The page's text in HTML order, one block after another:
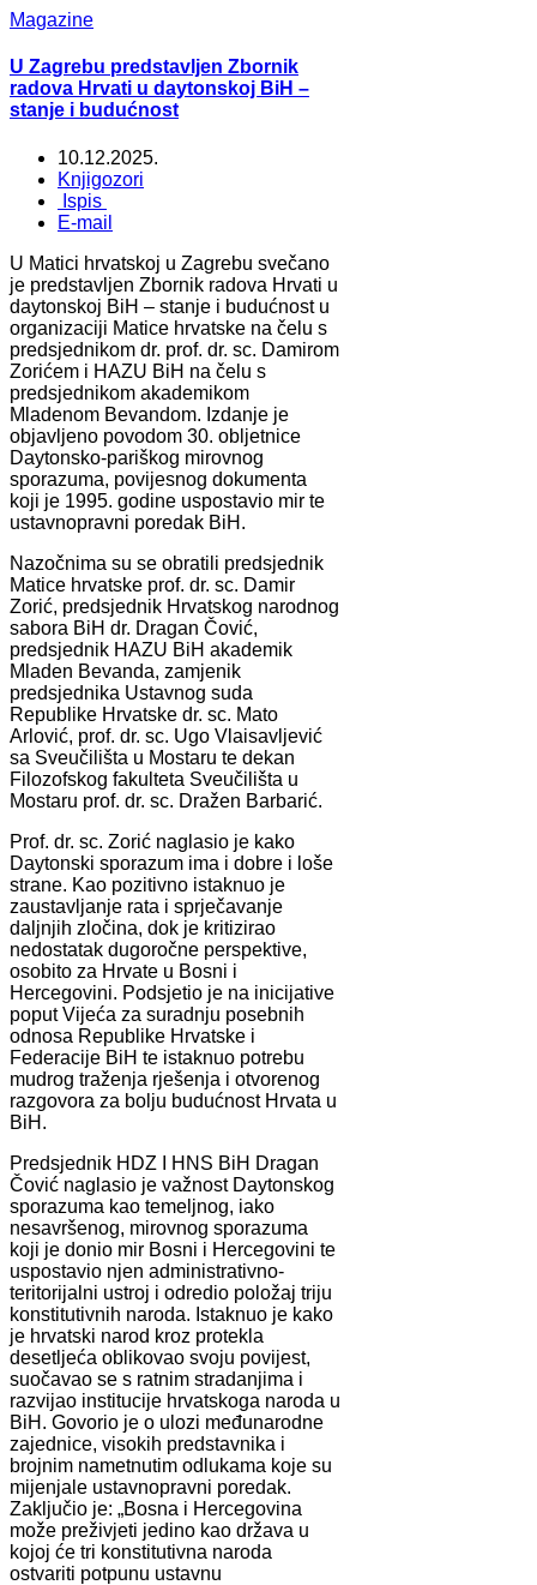
Magazine
U Zagrebu predstavljen Zbornik
radova Hrvati u daytonskoj BiH –
stanje i budućnost
10.12.2025.
Knjigozori
Ispis
E-mail
U Matici hrvatskoj u Zagrebu svečano
je predstavljen Zbornik radova Hrvati u
daytonskoj BiH – stanje i budućnost u
organizaciji Matice hrvatske na čelu s
predsjednikom dr. prof. dr. sc. Damirom
Zorićem i HAZU BiH na čelu s
predsjednikom akademikom
Mladenom Bevandom. Izdanje je
objavljeno povodom 30. obljetnice
Daytonsko-pariškog mirovnog
sporazuma, povijesnog dokumenta
koji je 1995. godine uspostavio mir te
ustavnopravni poredak BiH.
Nazočnima su se obratili predsjednik
Matice hrvatske prof. dr. sc. Damir
Zorić, predsjednik Hrvatskog narodnog
sabora BiH dr. Dragan Čović,
predsjednik HAZU BiH akademik
Mladen Bevanda, zamjenik
predsjednika Ustavnog suda
Republike Hrvatske dr. sc. Mato
Arlović, prof. dr. sc. Ugo Vlaisavljević
sa Sveučilišta u Mostaru te dekan
Filozofskog fakulteta Sveučilišta u
Mostaru prof. dr. sc. Dražen Barbarić.
Prof. dr. sc. Zorić naglasio je kako
Daytonski sporazum ima i dobre i loše
strane. Kao pozitivno istaknuo je
zaustavljanje rata i sprječavanje
daljnjih zločina, dok je kritizirao
nedostatak dugoročne perspektive,
osobito za Hrvate u Bosni i
Hercegovini. Podsjetio je na inicijative
poput Vijeća za suradnju posebnih
odnosa Republike Hrvatske i
Federacije BiH te istaknuo potrebu
mudrog traženja rješenja i otvorenog
razgovora za bolju budućnost Hrvata u
BiH.
Predsjednik HDZ I HNS BiH Dragan
Čović naglasio je važnost Daytonskog
sporazuma kao temeljnog, iako
nesavršenog, mirovnog sporazuma
koji je donio mir Bosni i Hercegovini te
uspostavio njen administrativno-
teritorijalni ustroj i odredio položaj triju
konstitutivnih naroda. Istaknuo je kako
je hrvatski narod kroz protekla
desetljeća oblikovao svoju povijest,
suočavao se s ratnim stradanjima i
razvijao institucije hrvatskoga naroda u
BiH. Govorio je o ulozi međunarodne
zajednice, visokih predstavnika i
brojnim nametnutim odlukama koje su
mijenjale ustavnopravni poredak.
Zaključio je: „Bosna i Hercegovina
može preživjeti jedino kao država u
kojoj će tri konstitutivna naroda
ostvariti potpunu ustavnu